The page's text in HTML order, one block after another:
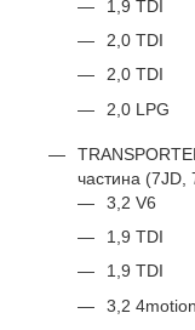
1,9 TDI
2,0 TDI
2,0 TDI
2,0 LPG
частина (7JD,
3,2 V6
1,9 TDI
1,9 TDI
3,2 4motion